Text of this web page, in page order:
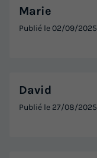
Marie
Publié le02/09/2025
David
Publié le 27/08/2025